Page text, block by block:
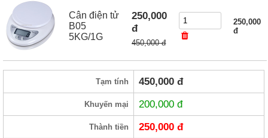
Cân điện tử
B05
5KG/1G
250,000
đ
450,000 đ
250,000
đ
Tạm tính 450,000 đ
Khuyến mại 200,000 đ
Thành tiền 250,000 đ